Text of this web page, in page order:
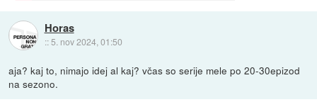
Horas
:: 5. nov 2024, 01:50
aja? kaj to, nimajo idej al kaj? včas so serije mele po 20-30epizod
na sezono.